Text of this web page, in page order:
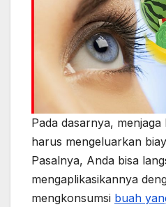
Pada dasarnya,
harus mengeluarkan
Pasalnya, Anda bisa
mengaplikasikannya
mengkonsumsi buah